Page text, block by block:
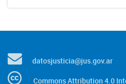
datosjusticia@jus.gov.ar
Commons Attribution 4.0